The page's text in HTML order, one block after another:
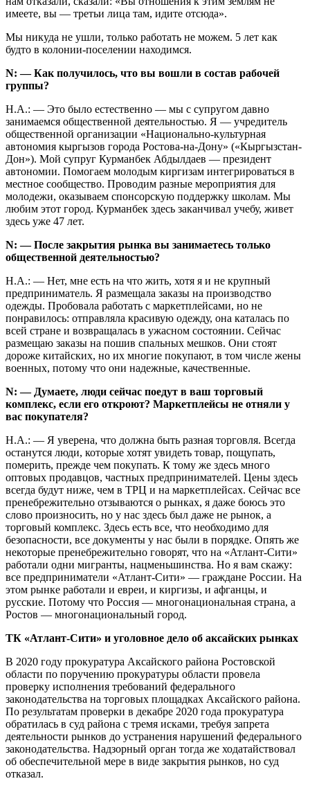
имеете, вы — третьи лица там, идите отсюда».
Мы никуда не ушли, только работать не можем. 5 лет как
будто в колонии-поселении находимся.
N: — Как получилось, что вы вошли в состав рабочей
группы?
Н.А.: — Это было естественно — мы с супругом давно
занимаемся общественной деятельностью. Я — учредитель
общественной организации «Национально-культурная
автономия кыргызов города Ростова-на-Дону» («Кыргызстан-
Дон»). Мой супруг Курманбек Абдылдаев — президент
автономии. Помогаем молодым киргизам интегрироваться в
местное сообщество. Проводим разные мероприятия для
молодежи, оказываем спонсорскую поддержку школам. Мы
любим этот город. Курманбек здесь заканчивал учебу, живет
здесь уже 47 лет.
N: — После закрытия рынка вы занимаетесь только
общественной деятельностью?
Н.А.: — Нет, мне есть на что жить, хотя я и не крупный
предприниматель. Я размещала заказы на производство
одежды. Пробовала работать с маркетплейсами, но не
понравилось: отправляла красивую одежду, она каталась по
всей стране и возвращалась в ужасном состоянии. Сейчас
размещаю заказы на пошив спальных мешков. Они стоят
дороже китайских, но их многие покупают, в том числе жены
военных, потому что они надежные, качественные.
N: — Думаете, люди сейчас поедут в ваш торговый
комплекс, если его откроют? Маркетплейсы не отняли у
вас покупателя?
Н.А.: — Я уверена, что должна быть разная торговля. Всегда
останутся люди, которые хотят увидеть товар, пощупать,
померить, прежде чем покупать. К тому же здесь много
оптовых продавцов, частных предпринимателей. Цены здесь
всегда будут ниже, чем в ТРЦ и на маркетплейсах. Сейчас все
пренебрежительно отзываются о рынках, я даже боюсь это
слово произносить, но у нас здесь был даже не рынок, а
торговый комплекс. Здесь есть все, что необходимо для
безопасности, все документы у нас были в порядке. Опять же
некоторые пренебрежительно говорят, что на «Атлант-Сити»
работали одни мигранты, нацменьшинства. Но я вам скажу:
все предприниматели «Атлант-Сити» — граждане России. На
этом рынке работали и евреи, и киргизы, и афганцы, и
русские. Потому что Россия — многонациональная страна, а
Ростов — многонациональный город.
ТК «Атлант-Сити» и уголовное дело об аксайских рынках
В 2020 году прокуратура Аксайского района Ростовской
области по поручению прокуратуры области провела
проверку исполнения требований федерального
законодательства на торговых площадках Аксайского района.
По результатам проверки в декабре 2020 года прокуратура
обратилась в суд района с тремя исками, требуя запрета
деятельности рынков до устранения нарушений федерального
законодательства. Надзорный орган тогда же ходатайствовал
об обеспечительной мере в виде закрытия рынков, но суд
отказал.